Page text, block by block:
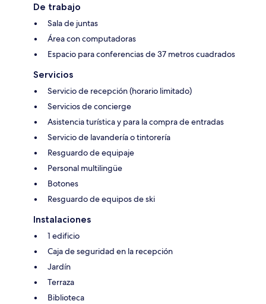
De trabajo
Sala de juntas
Área con computadoras
Espacio para conferencias de 37 metros cuadrados
Servicios
Servicio de recepción (horario limitado)
Servicios de concierge
Asistencia turística y para la compra de entradas
Servicio de lavandería o tintorería
Resguardo de equipaje
Personal multilingüe
Botones
Resguardo de equipos de ski
Instalaciones
1 edificio
Caja de seguridad en la recepción
Jardín
Terraza
Biblioteca